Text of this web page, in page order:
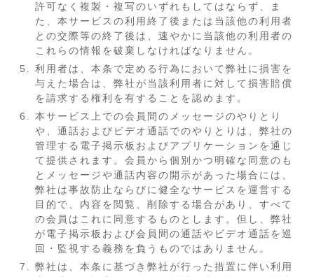
許可なく複製・複写のいずれもしてはならず、ま
た、本サービスの利用終了後または当該他の利用者
との交際等の終了後は、速やかに当該他の利用者の
これらの情報を破棄しなければなりません。
利用者は、本条で定める行為において弊社に損害を
与えた場合は、弊社が当該利用者に対して損害賠償
を請求する権利を有することを認めます。
本サービス上での会員間のメッセージのやりとり
や、通話およびビデオ通話でのやりとりは、弊社の
管理する電子掲示板およびアプリケーションを通じ
て提供されます。会員から個別かつ明確な同意のも
とメッセージや通話内容の開示があった場合には、
弊社は事故防止ならびに健全なサービスを運営する
目的で、内容を閲覧、削除する場合があり、すべて
の会員はこれに同意するものとします。但し、弊社
が電子掲示板および会員間の通話やビデオ通話を巡
回・監視する義務を負うものではありません。
弊社は、本条に基づき弊社が行った措置に伴い利用